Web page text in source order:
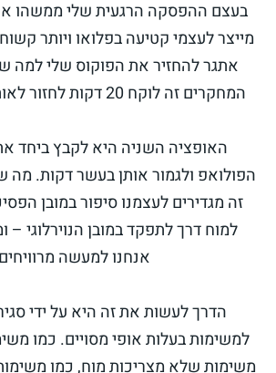
בעצם ההפסקה הרגעית שלי ממשהו
מייצר לעצמי קטיעה בפלואו ויותר
אתגר להחזיר את הפוקוס שלי למה
המחקרים זה לוקח 20 דקות לחזור לאותה מידת פוקוס.
האופציה השניה היא לקבץ ביחד
הפולואפ ולגמור אותן בעשר דקות. מה
זה מגדירים לעצמנו סיפור במובן
למוח דרך לתפקד במובן הנוירלוגי –
אנחנו למעשה
הדרך לעשות את זה היא על ידי
למשימות בעלות אופי מסויים. כמו
משימות שלא מצריכות מוח, כמו